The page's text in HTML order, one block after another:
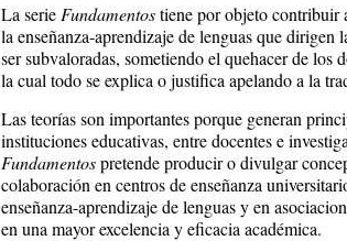
La serie Fundamentostiene por objeto contribuir
la enseñanza-aprendizaje de lenguas que
ser subvaloradas, sometiendo el quehacer de los
la cual todo se explica o justifica apelando a la
Las teorías son importantes porque generan
instituciones educativas, entre docentes e
Fundamentospretende producir o divulgar
colaboración en centros de enseñanza
enseñanza-aprendizaje de lenguas y en
en una mayor excelencia y eficacia académica.